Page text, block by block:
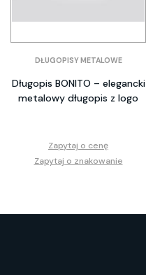
DŁUGOPISY METALOWE
Długopis BONITO – elegancki
metalowy długopis z logo
Zapytaj o cenę
Zapytaj o znakowanie